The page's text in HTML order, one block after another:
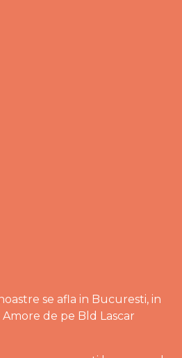
se afla in Bucuresti, in
de pe Bld Lascar